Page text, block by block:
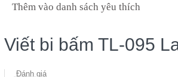
Thêm vào danh sách yêu thích
Viết bi bấm TL-095
Đánh giá